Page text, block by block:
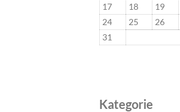
17
18 19
24
25 26
31
Kategorie